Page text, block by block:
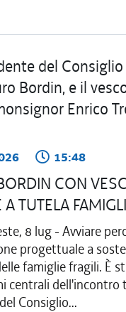
15:48
CON
A TUTELA
8 lug - Avviare
progettuale a
famiglie fragili. È
centrali dell'incontro
Consiglio...